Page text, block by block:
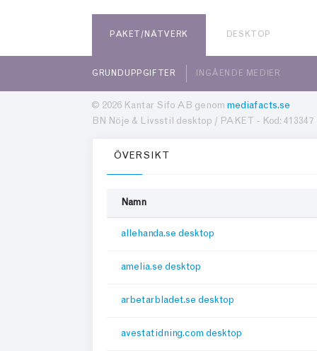
PAKET/NÄTVERK DESKTOP
GRUNDUPPGIFTER INGÅENDE MEDIER
© 2026 Kantar Sifo AB genom mediafacts.se
BN Nöje & Livsstil desktop / PAKET - Kod: 413347
ÖVERSIKT
Namn
allehanda.se desktop
amelia.se desktop
arbetarbladet.se desktop
avestatidning.com desktop